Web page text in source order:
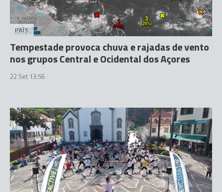
PAÍS
Tempestade provoca chuva e rajadas de vento
nos grupos Central e Ocidental dos Açores
22 Set 13:56